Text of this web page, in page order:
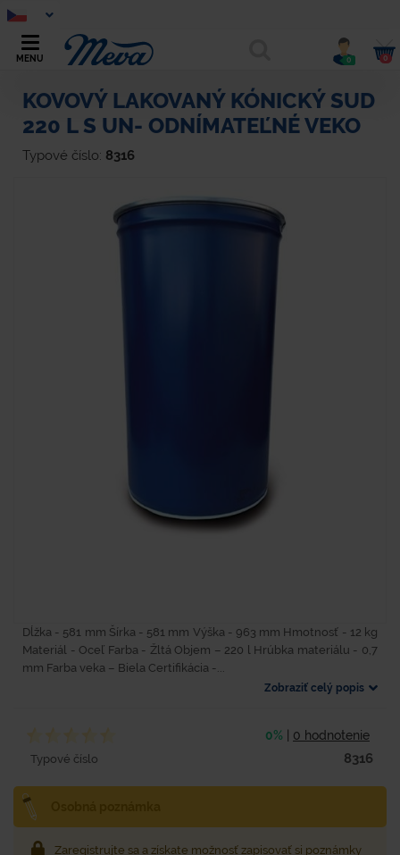
MENU 0 0
KOVOVÝ LAKOVANÝ KÓNICKÝ SUD
220 L S UN- ODNÍMATEĽNÉ VEKO
Typové číslo: 8316
Dĺžka - 581 mm Šírka - 581 mm Výška - 963 mm Hmotnosť - 12 kg
Materiál - Oceľ Farba - Žltá Objem – 220 l Hrúbka materiálu - 0,7
mm Farba veka – Biela Certifikácia -...
Zobraziť celý popis
0% 0 hodnotenie
Typové číslo 8316
Zaregistrujte sa a získate možnosť zapisovať si poznámky